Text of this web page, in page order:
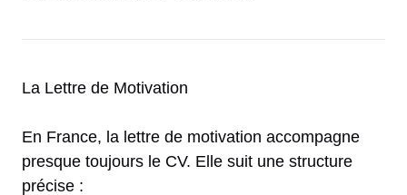
La Lettre de Motivation
En France, la lettre de motivation accompagne
presque toujours le CV. Elle suit une structure
précise :